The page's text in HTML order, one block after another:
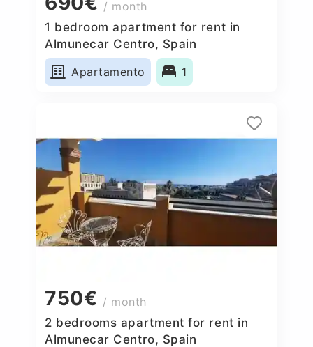
/ month
1 bedroom apartment for rent in
Almunecar Centro, Spain
Apartamento
1
750€ / month
2 bedrooms apartment for rent in
Almunecar Centro, Spain